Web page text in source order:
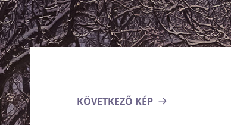
KÖVETKEZŐ KÉP